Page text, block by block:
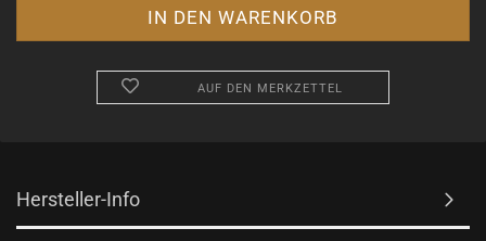
AUF DEN MERKZETTEL
Hersteller-Info